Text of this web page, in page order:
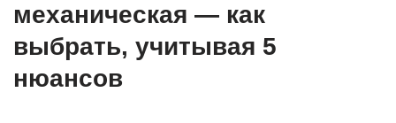
механическая — как
выбрать, учитывая 5
нюансов